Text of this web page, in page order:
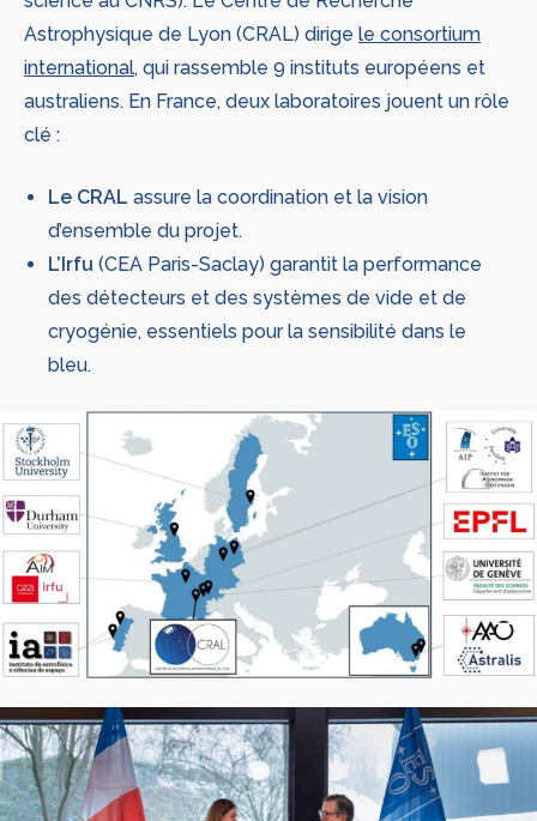
Astrophysique de Lyon (CRAL) dirige le consortium
international, qui rassemble 9 instituts européens et
australiens. En France, deux laboratoires jouent un rôle
clé :
Le CRAL assure la coordination et la vision
d’ensemble du projet.
L’Irfu (CEA Paris-Saclay) garantit la performance
des détecteurs et des systèmes de vide et de
cryogénie, essentiels pour la sensibilité dans le
bleu.